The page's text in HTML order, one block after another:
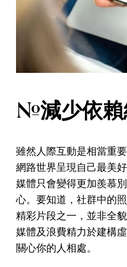
#減少依賴
雖然人際互動是相當重
網路世界呈現自己最美
媒體只會變得更加羨慕
心。要知道，社群中的
精彩片段之一，並非全
媒體及浪費精力於建構
關心你的人相處。